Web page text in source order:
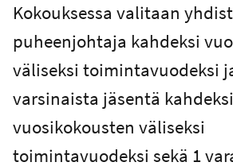
Kokouksessa valitaan
puheenjohtaja kahdeksi
väliseksi toimintavuodeksi
varsinaista jäsentä kahdeksi
vuosikokousten väliseksi
toimintavuodeksi sekä 1